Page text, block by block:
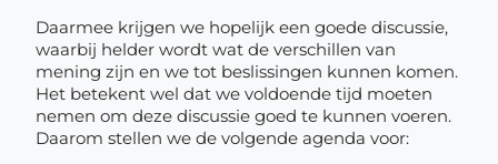
Daarmee krijgen we hopelijk een goede discussie,
waarbij helder wordt wat de verschillen van
mening zijn en we tot beslissingen kunnen komen.
Het betekent wel dat we voldoende tijd moeten
nemen om deze discussie goed te kunnen voeren.
Daarom stellen we de volgende agenda voor: